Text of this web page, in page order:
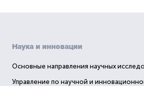
Наука и инновации
Основные направления научных
Управление по научной и